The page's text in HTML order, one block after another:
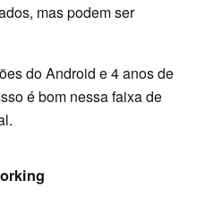
mas podem ser
do Android e 4 anos de
é bom nessa faixa de